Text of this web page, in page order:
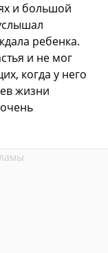
и большой
ребенка.
и не мог
когда у него
жизни